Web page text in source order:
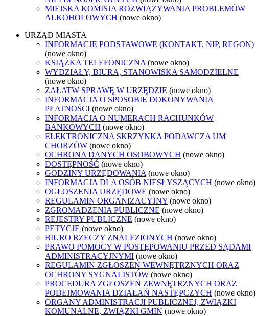
MIEJSKA KOMISJA ROZWIĄZYWANIA PROBLEMÓW
ALKOHOLOWYCH (nowe okno)
URZĄD MIASTA
INFORMACJE PODSTAWOWE (KONTAKT, NIP, REGON)
(nowe okno)
KSIĄŻKA TELEFONICZNA (nowe okno)
WYDZIAŁY, BIURA, STANOWISKA SAMODZIELNE
(nowe okno)
ZAŁATW SPRAWĘ W URZĘDZIE (nowe okno)
INFORMACJA O SPOSOBIE DOKONYWANIA
PŁATNOŚCI (nowe okno)
INFORMACJA O NUMERACH RACHUNKÓW
BANKOWYCH (nowe okno)
ELEKTRONICZNA SKRZYNKA PODAWCZA UM
CHORZÓW (nowe okno)
OCHRONA DANYCH OSOBOWYCH (nowe okno)
DOSTĘPNOŚĆ (nowe okno)
GODZINY URZĘDOWANIA (nowe okno)
INFORMACJA DLA OSÓB NIESŁYSZĄCYCH (nowe okno)
OGŁOSZENIA URZĘDOWE (nowe okno)
REGULAMIN ORGANIZACYJNY (nowe okno)
ZGROMADZENIA PUBLICZNE (nowe okno)
REJESTRY PUBLICZNE (nowe okno)
PETYCJE (nowe okno)
BIURO RZECZY ZNALEZIONYCH (nowe okno)
PRAWO POMOCY W POSTĘPOWANIU PRZED SĄDAMI
ADMINISTRACYJNYMI (nowe okno)
REGULAMIN ZGŁOSZEŃ WEWNĘTRZNYCH ORAZ
OCHRONY SYGNALISTÓW (nowe okno)
PROCEDURA ZGŁOSZEŃ ZEWNĘTRZNYCH ORAZ
PODEJMOWANIA DZIAŁAŃ NASTĘPCZYCH (nowe okno)
ORGANY ADMINISTRACJI PUBLICZNEJ, ZWIĄZKI
KOMUNALNE, ZWIĄZKI GMIN (nowe okno)